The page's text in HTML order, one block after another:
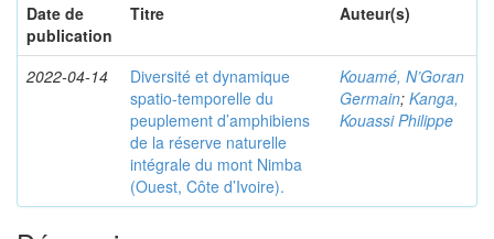
Date de
publication
Titre Auteur(s)
2022-04-14
Diversité et dynamique
spatio-temporelle du
peuplement d’amphibiens
de la réserve naturelle
intégrale du mont Nimba
(Ouest, Côte d’Ivoire).
Kouamé, N’Goran
Germain; Kanga,
Kouassi Philippe